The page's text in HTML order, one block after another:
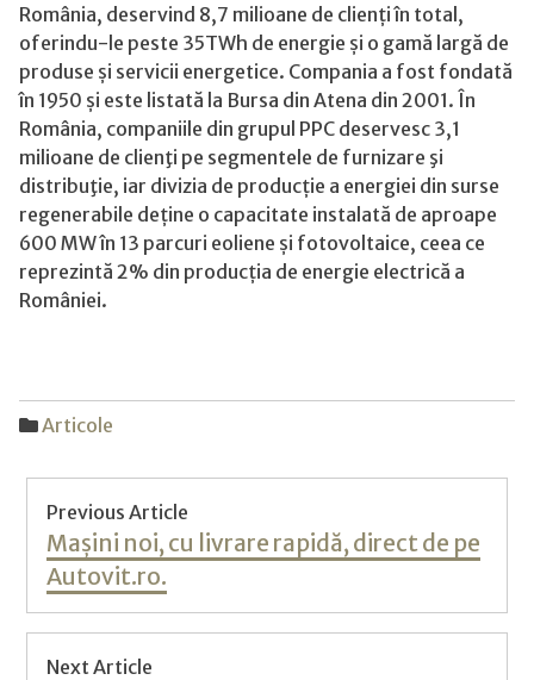
România, deservind 8,7 milioane de clienți în total,
oferindu-le peste 35TWh de energie și o gamă largă de
produse și servicii energetice. Compania a fost fondată
în 1950 și este listată la Bursa din Atena din 2001. În
România, companiile din grupul PPC deservesc 3,1
milioane de clienţi pe segmentele de furnizare şi
distribuţie, iar divizia de producție a energiei din surse
regenerabile deține o capacitate instalată de aproape
600 MW în 13 parcuri eoliene și fotovoltaice, ceea ce
reprezintă 2% din producția de energie electrică a
României.
Articole
Post
navigation
Previous Article
Previous
post:
Mașini noi, cu livrare rapidă, direct de pe
Autovit.ro.
Next Article